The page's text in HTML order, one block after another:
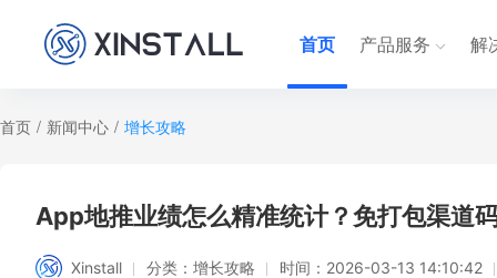
首页 产品服务 解
首页 / 新闻中心 / 增长攻略
App地推业绩怎么精准统计？免打包渠道
Xinstall 分类： 增长攻略 时间： 2026-03-13 14:10:42